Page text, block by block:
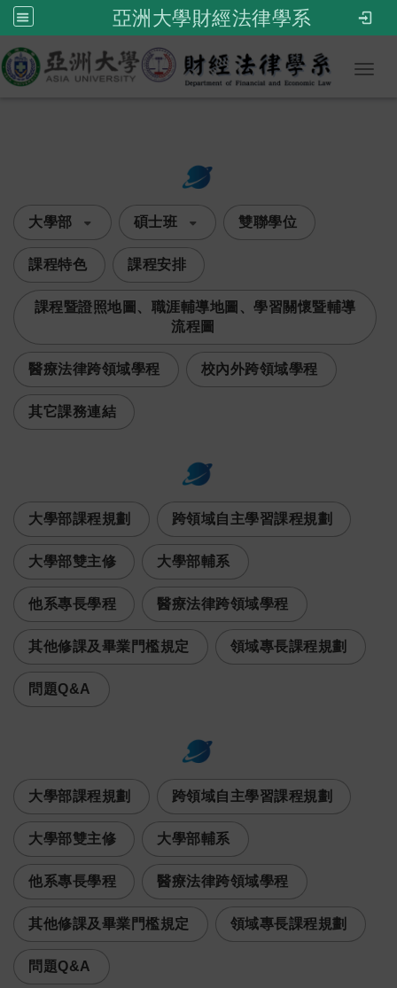
亞洲大學財經法律學系
次選單
大學部 碩士班 雙聯學位
課程特色 課程安排
課程暨證照地圖、職涯輔導地圖、學習關懷暨輔導
流程圖
醫療法律跨領域學程 校內外跨領域學程
其它課務連結
次選單
大學部課程規劃 跨領域自主學習課程規劃
大學部雙主修 大學部輔系
他系專長學程 醫療法律跨領域學程
其他修課及畢業門檻規定 領域專長課程規劃
問題Q&A
次選單
大學部課程規劃 跨領域自主學習課程規劃
大學部雙主修 大學部輔系
他系專長學程 醫療法律跨領域學程
其他修課及畢業門檻規定 領域專長課程規劃
問題Q&A